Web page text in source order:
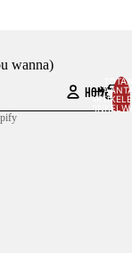
HOME
wanna)